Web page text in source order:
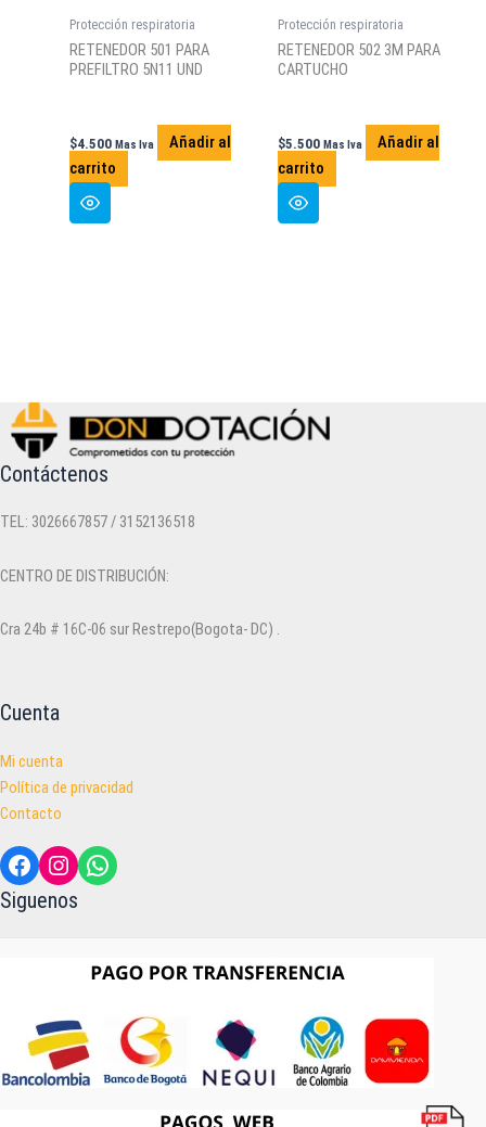
Protección respiratoria
RETENEDOR 501 PARA
PREFILTRO 5N11 UND
$4.500 Mas Iva
Añadir al
carrito
Protección respiratoria
RETENEDOR 502 3M PARA
CARTUCHO
$5.500 Mas Iva
Añadir al
carrito
Contáctenos
TEL: 3026667857 / 3152136518
CENTRO DE DISTRIBUCIÓN:
Cra 24b # 16C-06 sur Restrepo(Bogota- DC) .
Cuenta
Mi cuenta
Política de privacidad
Contacto
Facebook
Instagram
WhatsApp
Siguenos